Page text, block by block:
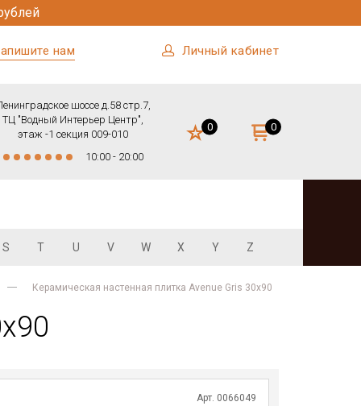
нам Личный кабинет
шоссе д.58 стр.7,
ТЦ "Водный Интерьер Центр",
этаж -1 секция 009-010
10:00 - 20:00
0 0
S T U V W X Y Z
Керамическая настенная плитка Avenue Gris 30x90
Арт. 0066049